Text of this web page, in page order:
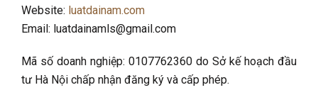
Website: luatdainam.com
Email: luatdainamls@gmail.com
Mã số doanh nghiệp: 0107762360 do Sở kế hoạch đầu
tư Hà Nội chấp nhận đăng ký và cấp phép.